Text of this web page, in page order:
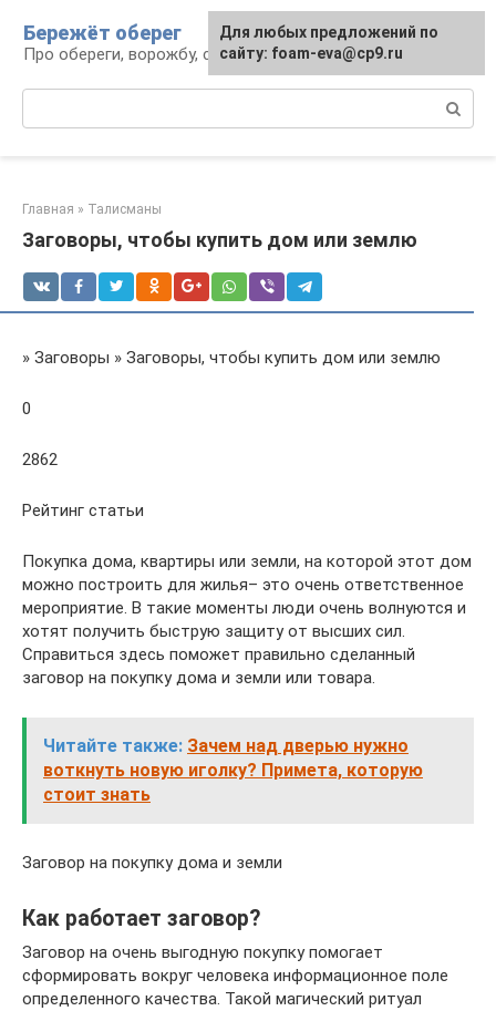
контенту
Бережёт оберег
Про обереги, ворожбу, сны и гадания
Главная » Талисманы
Заговоры, чтобы купить дом или землю
» Заговоры » Заговоры, чтобы купить дом или землю
0
2862
Рейтинг статьи
Покупка дома, квартиры или земли, на которой этот дом
можно построить для жилья– это очень ответственное
мероприятие. В такие моменты люди очень волнуются и
хотят получить быструю защиту от высших сил.
Справиться здесь поможет правильно сделанный
заговор на покупку дома и земли или товара.
Читайте также: Зачем над дверью нужно
воткнуть новую иголку? Примета, которую
стоит знать
Заговор на покупку дома и земли
Как работает заговор?
Заговор на очень выгодную покупку помогает
сформировать вокруг человека информационное поле
определенного качества. Такой магический ритуал
Для любых предложений по
сайту: foam-eva@cp9.ru